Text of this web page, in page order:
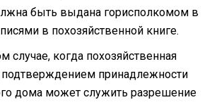
быть выдана горисполкомом в
в похозяйственной книге.
случае, когда похозяйственная
подтверждением принадлежности
дома может служить разрешение